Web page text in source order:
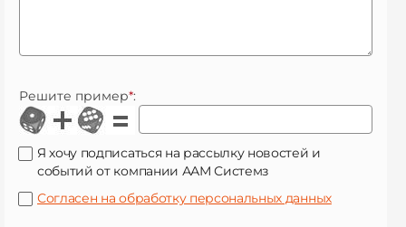
Решите пример*:
Я хочу подписаться на рассылку новостей и
событий от компании ААМ Системз
Согласен на обработку персональных данных